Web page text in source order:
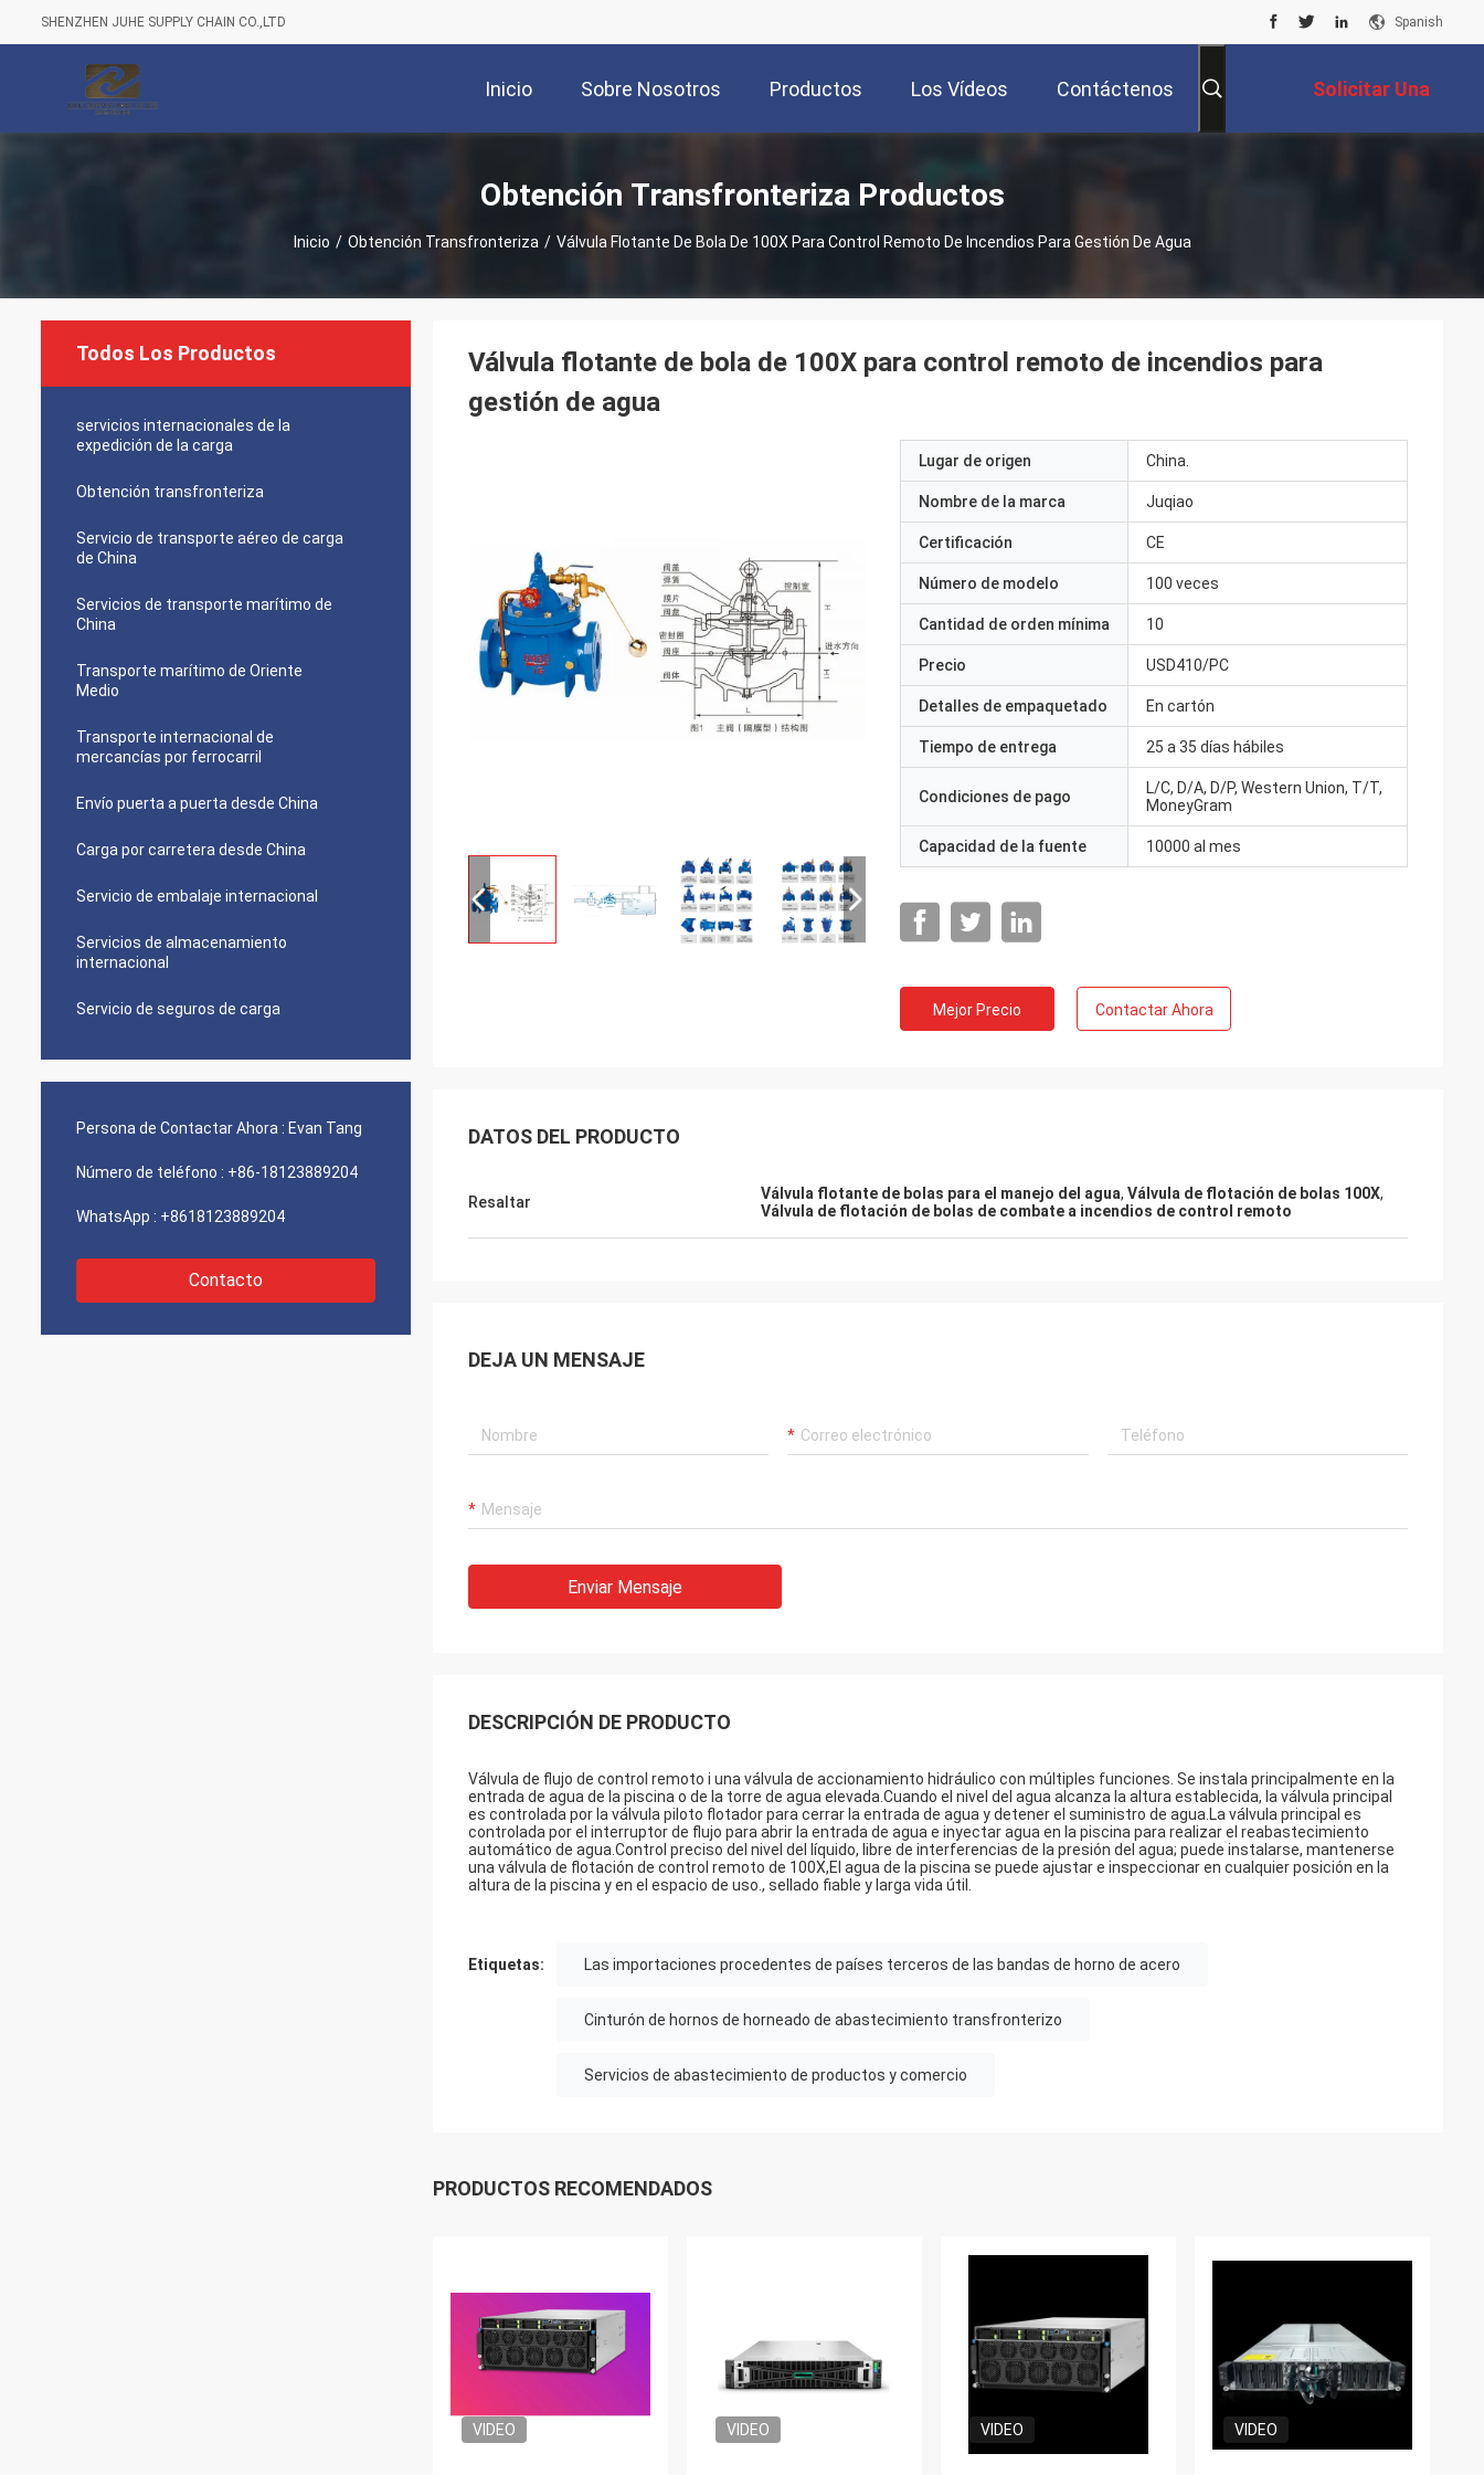
SHENZHEN JUHE SUPPLY CHAIN CO.,LTD Spanish
Inicio Sobre Nosotros Productos Los Vídeos Contáctenos Solicitar Una
Cotización
Obtención Transfronteriza Productos
Inicio / Obtención Transfronteriza / Válvula Flotante De Bola De 100X Para Control Remoto De Incendios Para Gestión De Agua
Todos Los Productos
servicios internacionales de la
expedición de la carga
Obtención transfronteriza
Servicio de transporte aéreo de carga
de China
Servicios de transporte marítimo de
China
Transporte marítimo de Oriente
Medio
Transporte internacional de
mercancías por ferrocarril
Envío puerta a puerta desde China
Carga por carretera desde China
Servicio de embalaje internacional
Servicios de almacenamiento
internacional
Servicio de seguros de carga
Persona de Contactar Ahora : Evan Tang
Número de teléfono : +86-18123889204
WhatsApp : +8618123889204
Contacto
Válvula flotante de bola de 100X para control remoto de incendios para
gestión de agua
Lugar de origen China.
Nombre de la marca Juqiao
Certificación CE
Número de modelo 100 veces
Cantidad de orden mínima 10
Precio USD410/PC
Detalles de empaquetado En cartón
Tiempo de entrega 25 a 35 días hábiles
Condiciones de pago
L/C, D/A, D/P, Western Union, T/T,
MoneyGram
Capacidad de la fuente 10000 al mes
Mejor Precio Contactar Ahora
DATOS DEL PRODUCTO
Resaltar Válvula flotante de bolas para el manejo del agua, Válvula de flotación de bolas 100X,
Válvula de flotación de bolas de combate a incendios de control remoto
DEJA UN MENSAJE
Enviar Mensaje
DESCRIPCIÓN DE PRODUCTO
Válvula de flujo de control remoto i una válvula de accionamiento hidráulico con múltiples funciones. Se instala principalmente en la
entrada de agua de la piscina o de la torre de agua elevada.Cuando el nivel del agua alcanza la altura establecida, la válvula principal
es controlada por la válvula piloto flotador para cerrar la entrada de agua y detener el suministro de agua.La válvula principal es
controlada por el interruptor de flujo para abrir la entrada de agua e inyectar agua en la piscina para realizar el reabastecimiento
automático de agua.Control preciso del nivel del líquido, libre de interferencias de la presión del agua; puede instalarse, mantenerse
una válvula de flotación de control remoto de 100X,El agua de la piscina se puede ajustar e inspeccionar en cualquier posición en la
altura de la piscina y en el espacio de uso., sellado fiable y larga vida útil.
Etiquetas: Las importaciones procedentes de países terceros de las bandas de horno de acero
Cinturón de hornos de horneado de abastecimiento transfronterizo
Servicios de abastecimiento de productos y comercio
PRODUCTOS RECOMENDADOS
VIDEO VIDEO VIDEO VIDEO